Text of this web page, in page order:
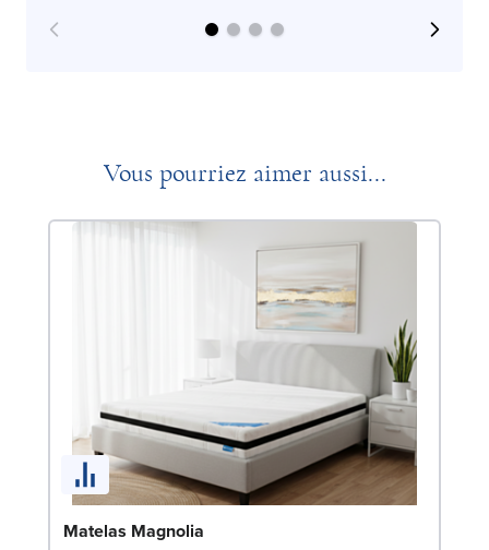
Vous pourriez aimer aussi...
Matelas Magnolia